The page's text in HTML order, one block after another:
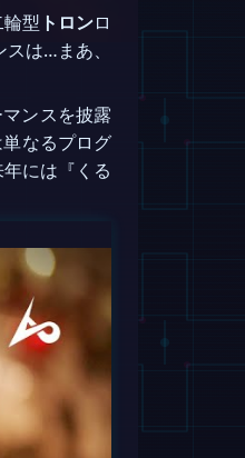
型 トロンロ
は…まあ、
ンスを披露
なるプログ
には『くる